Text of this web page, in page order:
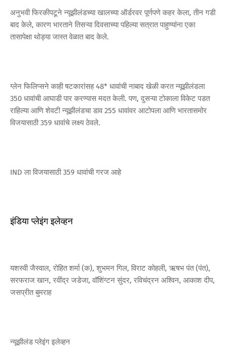
अनुभवी फिरकीपटूने न्यूझीलंडच्या खालच्या ऑर्डरवर पूर्णपणे कहर केला, तीन गडी
बाद केले, कारण भारताने तिसऱ्या दिवसाच्या पहिल्या सत्रात पाहुण्यांना एका
तासापेक्षा थोड्या जास्त वेळात बाद केले.
ग्लेन फिलिप्सने काही षटकारांसह 48* धावांची नाबाद खेळी करत न्यूझीलंडला
350 धावांची आघाडी पार करण्यास मदत केली. पण, दुसऱ्या टोकाला विकेट पडत
राहिल्या आणि शेवटी न्यूझीलंडचा डाव 255 धावांवर आटोपला आणि भारतासमोर
विजयासाठी 359 धावांचे लक्ष्य ठेवले.
IND ला विजयासाठी 359 धावांची गरज आहे
इंडिया प्लेइंग इलेव्हन
यशस्वी जैस्वाल, रोहित शर्मा (क), शुभमन गिल, विराट कोहली, ऋषभ पंत (पंत),
सरफराज खान, रवींद्र जडेजा, वॉशिंग्टन सुंदर, रविचंद्रन अश्विन, आकाश दीप,
जसप्रीत बुमराह
न्यूझीलंड प्लेइंग इलेव्हन